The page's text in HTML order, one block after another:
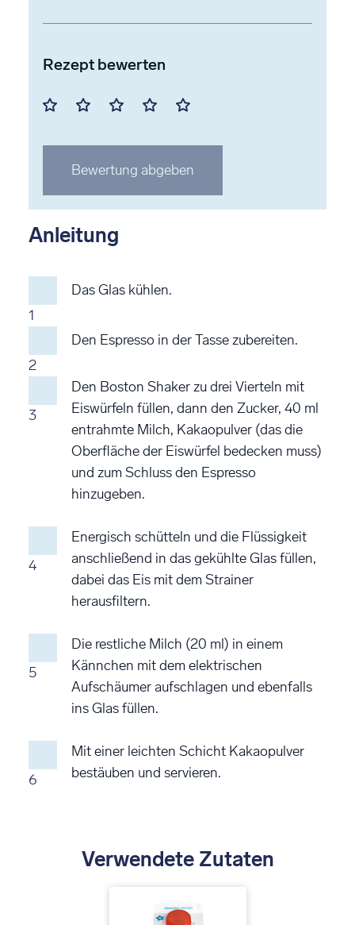
Rezept bewerten
Mit
Stern
bewerten
Mit
Stern
bewerten
Mit
Stern
bewerten
Mit
Stern
bewerten
Mit
Stern
bewerten
Bewertung abgeben
Anleitung
1
Das Glas kühlen.
2
Den Espresso in der Tasse zubereiten.
3
Den Boston Shaker zu drei Vierteln mit
Eiswürfeln füllen, dann den Zucker, 40 ml
entrahmte Milch, Kakaopulver (das die
Oberfläche der Eiswürfel bedecken muss)
und zum Schluss den Espresso
hinzugeben.
4
Energisch schütteln und die Flüssigkeit
anschließend in das gekühlte Glas füllen,
dabei das Eis mit dem Strainer
herausfiltern.
5
Die restliche Milch (20 ml) in einem
Kännchen mit dem elektrischen
Aufschäumer aufschlagen und ebenfalls
ins Glas füllen.
6
Mit einer leichten Schicht Kakaopulver
bestäuben und servieren.
Verwendete Zutaten